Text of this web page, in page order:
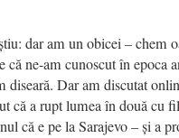
dar am un obicei – chem
că ne-am cunoscut în epoca
diseară. Dar am discutat
că a rupt lumea în două cu
că e pe la Sarajevo – și a